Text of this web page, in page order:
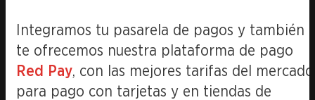
Integramos tu pasarela de pagos y también
te ofrecemos nuestra plataforma de pago
Red Pay, con las mejores tarifas del mercado
para pago con tarjetas y en tiendas de